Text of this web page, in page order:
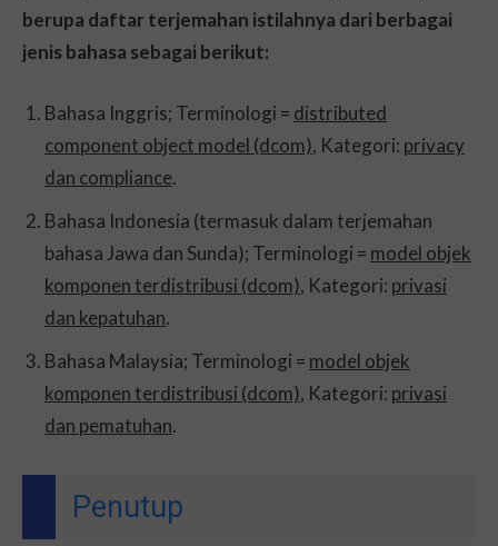
berupa daftar terjemahan istilahnya dari berbagai
jenis bahasa sebagai berikut:
Bahasa Inggris; Terminologi = distributed
component object model (dcom), Kategori: privacy
dan compliance.
Bahasa Indonesia (termasuk dalam terjemahan
bahasa Jawa dan Sunda); Terminologi = model objek
komponen terdistribusi (dcom), Kategori: privasi
dan kepatuhan.
Bahasa Malaysia; Terminologi = model objek
komponen terdistribusi (dcom), Kategori: privasi
dan pematuhan.
Penutup